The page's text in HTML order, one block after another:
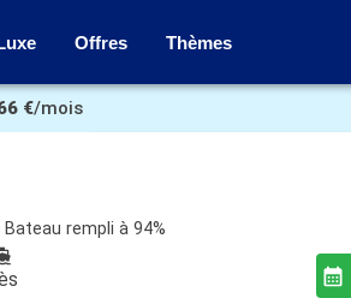
Offres Thèmes
€/mois
Bateau rempli à 94%